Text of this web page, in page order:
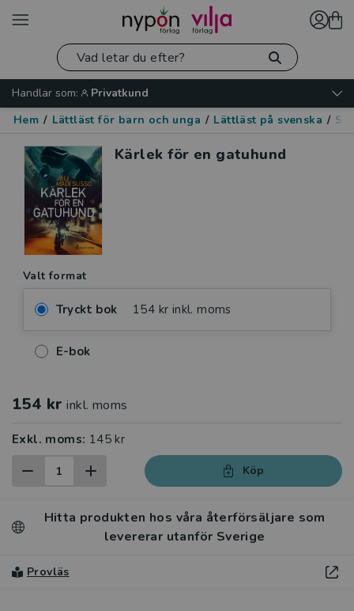
Handlar som:
Privatkund
Hem / Lättläst för barn och unga / Lättläst på svenska /
Kärlek för en gatuhund
Valt format
Tryckt bok 154 kr inkl. moms
E-bok
154 kr inkl. moms
Exkl. moms: 145 kr
Köp
Hitta produkten hos våra återförsäljare som
levererar utanför Sverige
Provläs